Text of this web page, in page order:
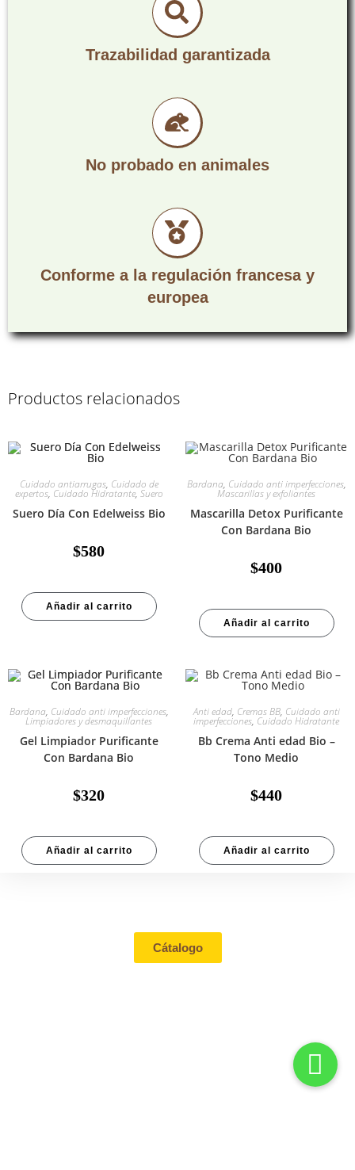
Trazabilidad garantizada
No probado en animales
Conforme a la regulación francesa y
europea
Productos relacionados
Cuidado antiarrugas, Cuidado de
expertos, Cuidado Hidratante, Suero
Suero Día Con Edelweiss Bio
$580
Añadir al carrito
Bardana, Cuidado anti imperfecciones,
Mascarillas y exfoliantes
Mascarilla Detox Purificante
Con Bardana Bio
$400
Añadir al carrito
Bardana, Cuidado anti imperfecciones,
Limpiadores y desmaquillantes
Gel Limpiador Purificante
Con Bardana Bio
$320
Añadir al carrito
Anti edad, Cremas BB, Cuidado anti
imperfecciones, Cuidado Hidratante
Bb Crema Anti edad Bio –
Tono Medio
$440
Añadir al carrito
Cátalogo
privacidad
Términos &